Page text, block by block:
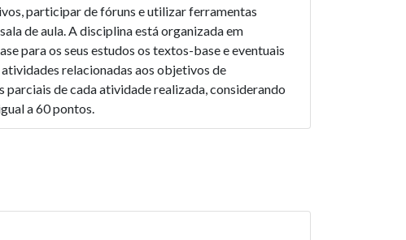
participar de fóruns e utilizar ferramentas
de aula. A disciplina está organizada em
para os seus estudos os textos-base e eventuais
relacionadas aos objetivos de
de cada atividade realizada, considerando
a 60 pontos.